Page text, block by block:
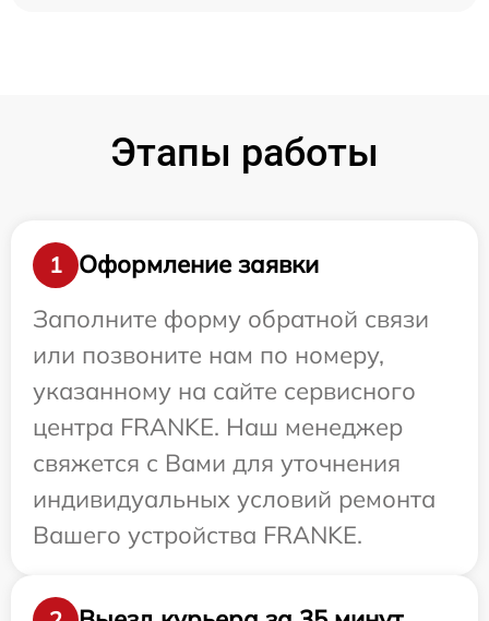
Этапы работы
1
Оформление заявки
Заполните форму обратной связи
или позвоните нам по номеру,
указанному на сайте сервисного
центра FRANKE. Наш менеджер
свяжется с Вами для уточнения
индивидуальных условий ремонта
Вашего устройства FRANKE.